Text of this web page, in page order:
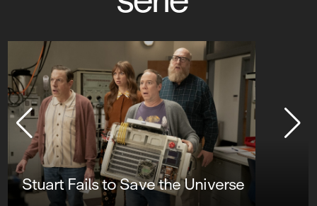
Stuart Fails to Save the Universe